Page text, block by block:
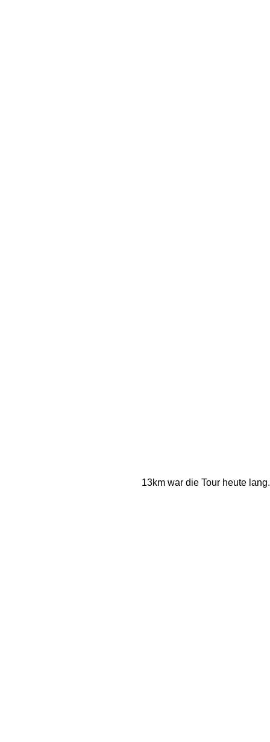
13km war die Tour heute